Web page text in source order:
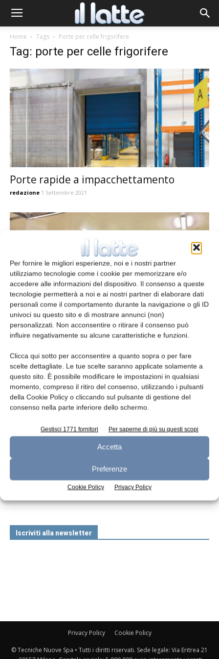
Per fornire le migliori esperienze, noi e i nostri partner
utilizziamo tecnologie come i cookie per memorizzare e/o
accedere alle informazioni del dispositivo. Il consenso a queste
tecnologie permetterà a noi e ai nostri partner di elaborare dati
personali come il comportamento durante la navigazione o gli ID
univoci su questo sito e di mostrare annunci (non)
personalizzati. Non acconsentire o ritirare il consenso può
influire negativamente su alcune caratteristiche e funzioni.
Clicca qui sotto per acconsentire a quanto sopra o per fare
scelte dettagliate. Le tue scelte saranno applicate solamente a
questo sito. È possibile modificare le impostazioni in qualsiasi
momento, compreso il ritiro del consenso, utilizzando i pulsanti
della Cookie Policy o cliccando sul pulsante di gestione del
consenso nella parte inferiore dello schermo.
Gestisci 1771 fornitori Per saperne di più su questi scopi
Accetta
Preferenze
Cookie Policy Privacy Policy
Home Tags Porte per celle frigorifere
Tag: porte per celle frigorifere
Porte rapide a impacchettamento
redazione 1 Settembre 2021
Pannelli per celle frigorifere
redazione 2 Maggio 2017
Leggi la rivista
Edicola Web
Iscriviti alla newsletter
Privacy Policy Cookie Policy
© Tecniche Nuove Spa • Tutti i diritti riservati. Sede legale: Via Eritrea 21